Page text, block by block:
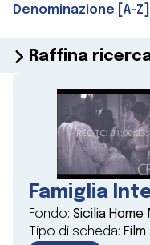
Denominazione [A-Z]
Raffina
Famiglia
Fondo: Sicilia Home
Tipo di scheda: Film